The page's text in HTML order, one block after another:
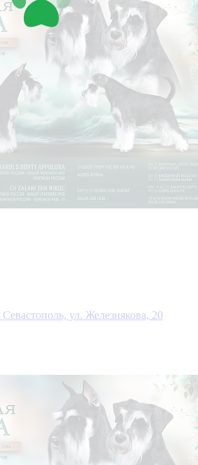
Севастополь, ул. Железнякова, 20